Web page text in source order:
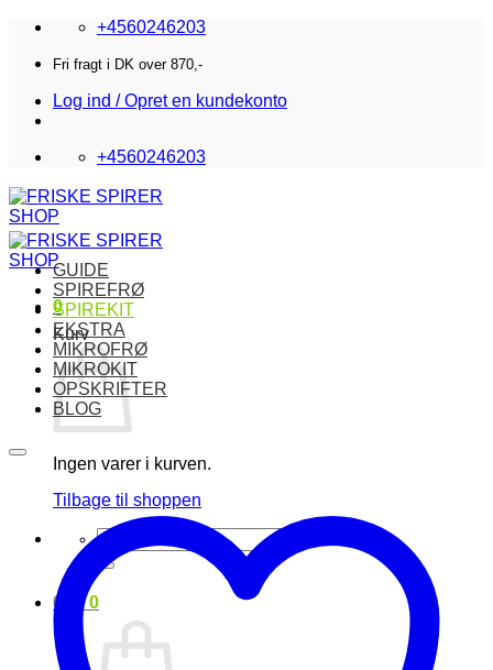
Fortsæt
indhold
+4560246203
Fri fragt i DK over 870,-
Log ind / Opret en kundekonto
+4560246203
0
Kurv
Ingen varer i kurven.
Tilbage til shoppen
Søg
efter:
0 kr. 0
GUIDE
SPIREFRØ
SPIREKIT
EKSTRA
MIKROFRØ
MIKROKIT
OPSKRIFTER
BLOG